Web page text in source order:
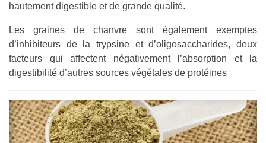
hautement digestible et de grande qualité.
Les graines de chanvre sont également exemptes
d’inhibiteurs de la trypsine et d’oligosaccharides, deux
facteurs qui affectent négativement l’absorption et la
digestibilité d’autres sources végétales de protéines